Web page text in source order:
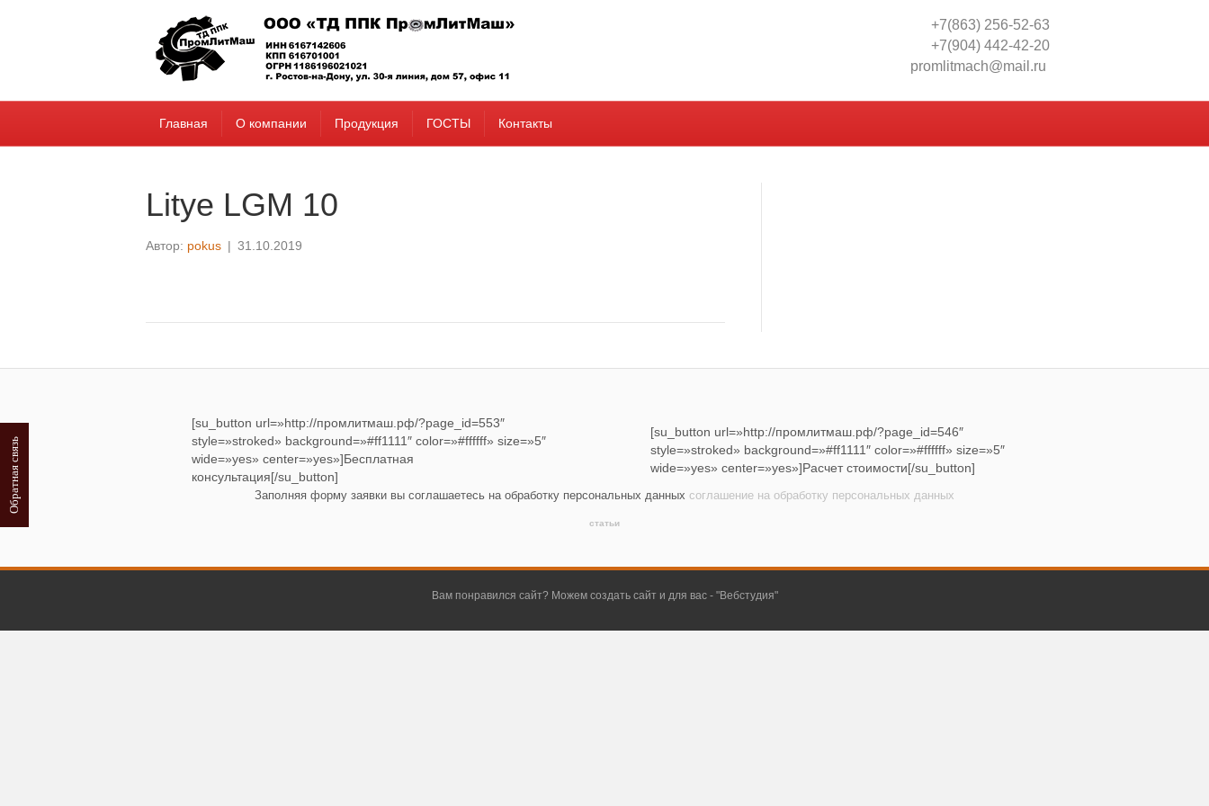
Обратная связь
+7(863) 256-52-63
+7(904) 442-42-20
promlitmach@mail.ru
Главная О компании Продукция ГОСТЫ Контакты
Litye LGM 10
Автор: pokus | 31.10.2019
[su_button url=»http://промлитмаш.рф/?page_id=553″
style=»stroked» background=»#ff1111″ color=»#ffffff» size=»5″
wide=»yes» center=»yes»]Бесплатная
консультация[/su_button]
[su_button url=»http://промлитмаш.рф/?page_id=546″
style=»stroked» background=»#ff1111″ color=»#ffffff» size=»5″
wide=»yes» center=»yes»]Расчет стоимости[/su_button]
Заполняя форму заявки вы соглашаетесь на обработку персональных данных соглашение на обработку персональных данных
статьи
Вам понравился сайт? Можем создать сайт и для вас - "Вебстудия"